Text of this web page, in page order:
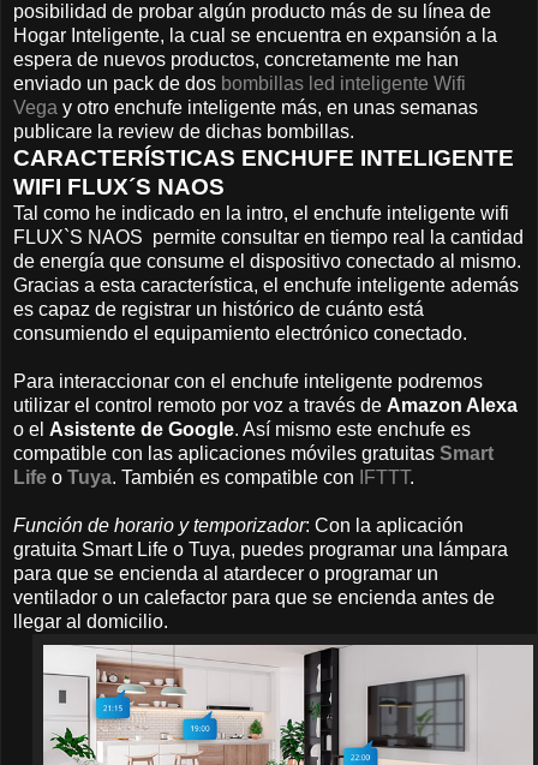
posibilidad de probar algún producto más de su línea de
Hogar Inteligente, la cual se encuentra en expansión a la
espera de nuevos productos, concretamente me han
enviado un pack de dos bombillas led inteligente Wifi
Vega y otro enchufe inteligente más, en unas semanas
publicare la review de dichas bombillas.
CARACTERÍSTICAS ENCHUFE INTELIGENTE
WIFI FLUX´S NAOS
Tal como he indicado en la intro, el enchufe inteligente wifi
FLUX`S NAOS permite consultar en tiempo real la cantidad
de energía que consume el dispositivo conectado al mismo.
Gracias a esta característica, el enchufe inteligente además
es capaz de registrar un histórico de cuánto está
consumiendo el equipamiento electrónico conectado.
Para interaccionar con el enchufe inteligente podremos
utilizar el control remoto por voz a través de Amazon Alexa
o el Asistente de Google. Así mismo este enchufe es
compatible con las aplicaciones móviles gratuitas Smart
Life o Tuya. También es compatible con IFTTT.
Función de horario y temporizador: Con la aplicación
gratuita Smart Life o Tuya, puedes programar una lámpara
para que se encienda al atardecer o programar un
ventilador o un calefactor para que se encienda antes de
llegar al domicilio.